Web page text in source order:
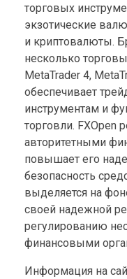
торговых
экзотические
и криптовалюты.
несколько
MetaTrader 4,
обеспечивает
инструментам и
торговли. FXOpen
авторитетными
повышает его
безопасность
выделяется на
своей надежной
регулированию
финансовыми
Информация на